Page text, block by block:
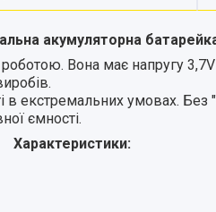
акумуляторна батарейка
Вона має напругу
в екстремальних умовах.
ємності.
Характеристики: